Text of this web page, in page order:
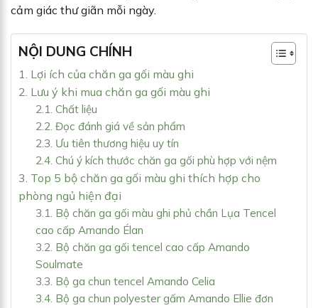
cảm giác thư giãn mỗi ngày.
NỘI DUNG CHÍNH
1. Lợi ích của chăn ga gối màu ghi
2. Lưu ý khi mua chăn ga gối màu ghi
2.1. Chất liệu
2.2. Đọc đánh giá về sản phẩm
2.3. Ưu tiên thương hiệu uy tín
2.4. Chú ý kích thước chăn ga gối phù hợp với nệm
3. Top 5 bộ chăn ga gối màu ghi thích hợp cho
phòng ngủ hiện đại
3.1. Bộ chăn ga gối màu ghi phủ chần Lụa Tencel
cao cấp Amando Élan
3.2. Bộ chăn ga gối tencel cao cấp Amando
Soulmate
3.3. Bộ ga chun tencel Amando Celia
3.4. Bộ ga chun polyester gấm Amando Ellie đơn